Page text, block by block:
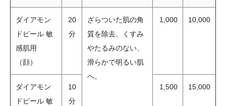
ダイアモン
ドピール 敏
感肌用
（顔）
20
分
ざらついた肌の角
質を除去、くすみ
やたるみのない、
滑らかで明るい肌
へ。
1,000 10,000
ダイアモン
ドピール 敏
10
分
1,500 15,000